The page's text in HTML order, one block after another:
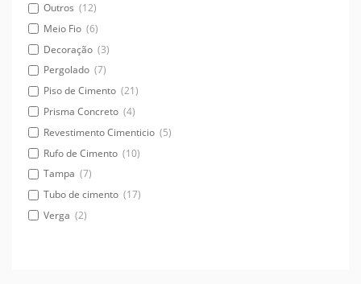
Outros (12)
Meio Fio (6)
Decoração (3)
Pergolado (7)
Piso de Cimento (21)
Prisma Concreto (4)
Revestimento Cimenticio (5)
Rufo de Cimento (10)
Tampa (7)
Tubo de cimento (17)
Verga (2)